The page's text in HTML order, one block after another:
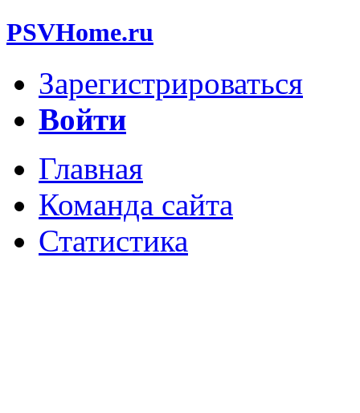
PSVHome.ru
Зарегистрироваться
Войти
Главная
Команда сайта
Статистика